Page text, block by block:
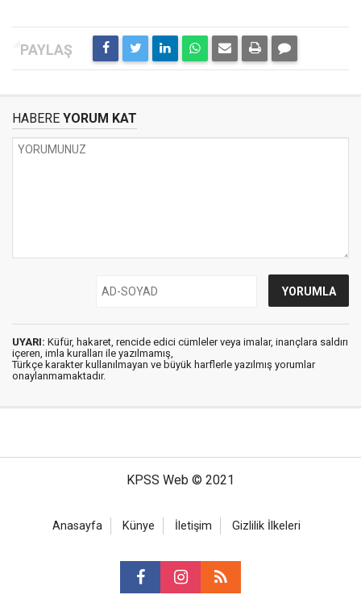
HABERE YORUM KAT
UYARI: Küfür, hakaret, rencide edici cümleler veya imalar, inançlara saldırı
içeren, imla kuralları ile yazılmamış,
Türkçe karakter kullanılmayan ve büyük harflerle yazılmış yorumlar
onaylanmamaktadır.
KPSS Web © 2021
Anasayfa Künye İletişim Gizlilik İlkeleri